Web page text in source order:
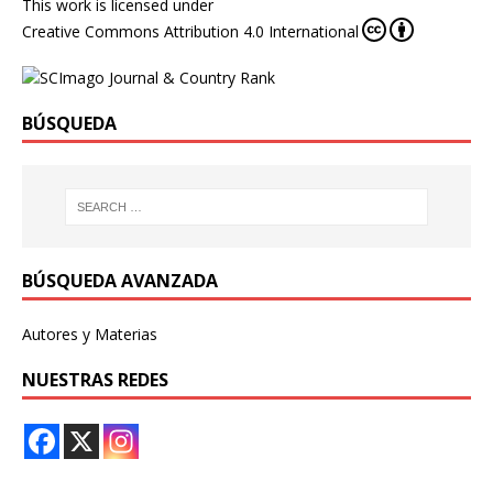
This work is licensed under
Creative Commons Attribution 4.0 International
BÚSQUEDA
BÚSQUEDA AVANZADA
Autores y Materias
NUESTRAS REDES